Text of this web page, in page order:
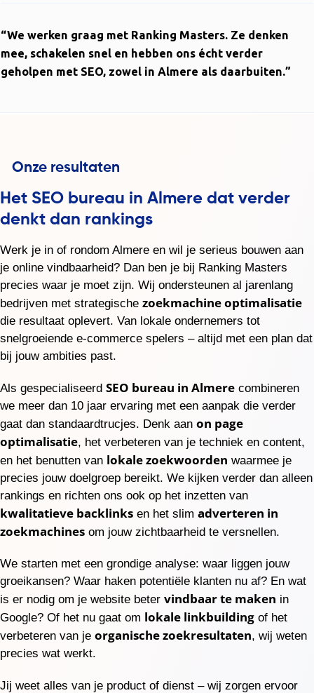
“We werken graag met Ranking Masters. Ze denken
mee, schakelen snel en hebben ons écht verder
geholpen met SEO, zowel in Almere als daarbuiten.”
Het SEO bureau in Almere dat verder
denkt dan rankings
Werk je in of rondom Almere en wil je serieus bouwen aan
je online vindbaarheid? Dan ben je bij Ranking Masters
precies waar je moet zijn. Wij ondersteunen al jarenlang
bedrijven met strategische zoekmachine optimalisatie
die resultaat oplevert. Van lokale ondernemers tot
snelgroeiende e-commerce spelers – altijd met een plan dat
bij jouw ambities past.
Als gespecialiseerd SEO bureau in Almere combineren
we meer dan 10 jaar ervaring met een aanpak die verder
gaat dan standaardtrucjes. Denk aan on page
optimalisatie, het verbeteren van je techniek en content,
en het benutten van lokale zoekwoorden waarmee je
precies jouw doelgroep bereikt. We kijken verder dan alleen
rankings en richten ons ook op het inzetten van
kwalitatieve backlinks en het slim adverteren in
zoekmachines om jouw zichtbaarheid te versnellen.
We starten met een grondige analyse: waar liggen jouw
groeikansen? Waar haken potentiële klanten nu af? En wat
is er nodig om je website beter vindbaar te maken in
Google? Of het nu gaat om lokale linkbuilding of het
verbeteren van je organische zoekresultaten, wij weten
precies wat werkt.
Jij weet alles van je product of dienst – wij zorgen ervoor